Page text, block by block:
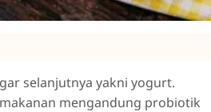
selanjutnya yakni yogurt.
mengandung probiotik